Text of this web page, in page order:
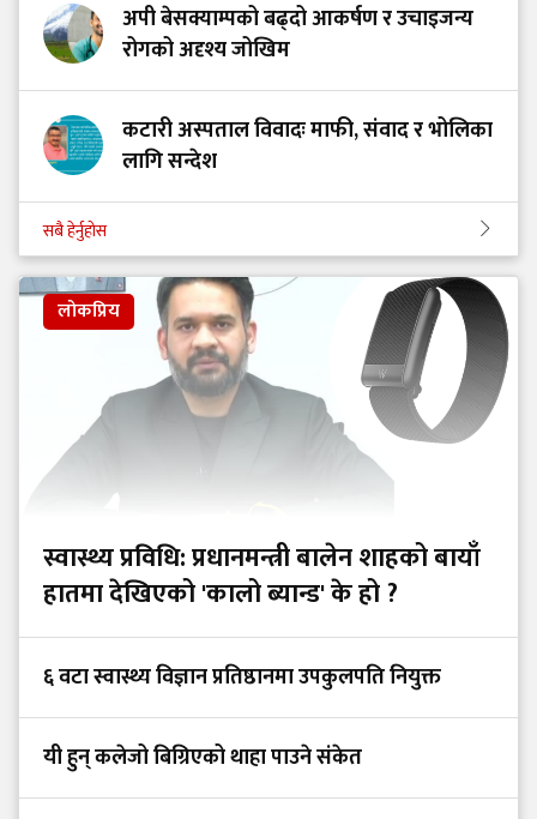
अपी बेसक्याम्पको बढ्दो आकर्षण र उचाइजन्य
रोगको अदृश्य जोखिम
कटारी अस्पताल विवादः माफी, संवाद र भोलिका
लागि सन्देश
सबै हेर्नुहोस
लोकप्रिय
स्वास्थ्य प्रविधि: प्रधानमन्त्री बालेन शाहको बायाँ
हातमा देखिएको 'कालो ब्यान्ड' के हो ?
६ वटा स्वास्थ्य विज्ञान प्रतिष्ठानमा उपकुलपति नियुक्त
यी हुन् कलेजो बिग्रिएको थाहा पाउने संकेत